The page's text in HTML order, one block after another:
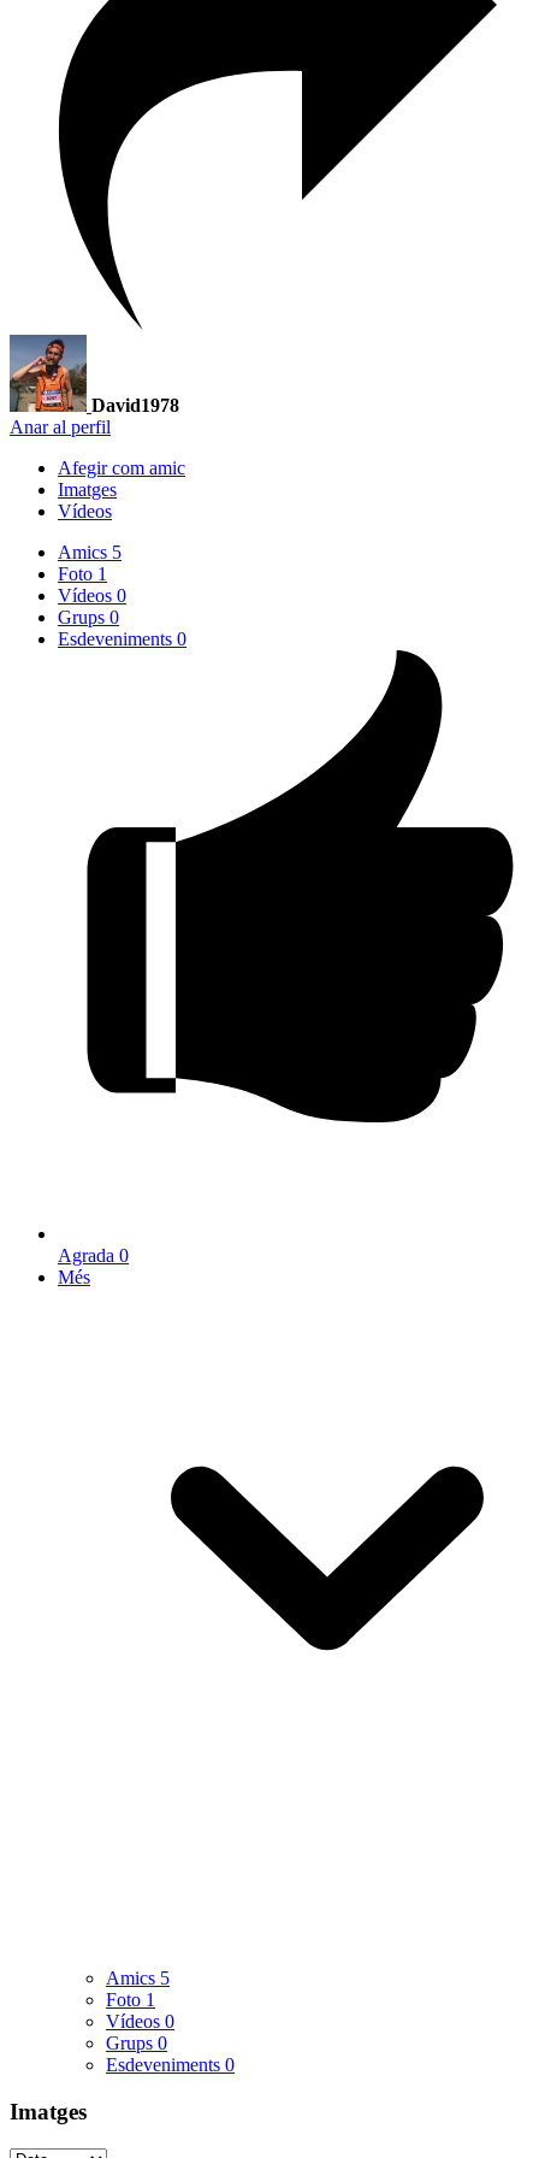
David1978
Anar al perfil
Afegir com amic
Imatges
Vídeos
Amics 5
Foto 1
Vídeos 0
Grups 0
Esdeveniments 0
Agrada 0
Més
Amics 5
Foto 1
Vídeos 0
Grups 0
Esdeveniments 0
Imatges